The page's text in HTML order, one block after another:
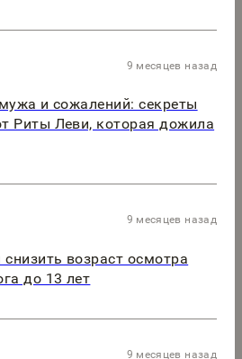
9 месяцев назад
и сожалений: секреты
Риты Леви, которая дожила
9 месяцев назад
возраст осмотра
до 13 лет
9 месяцев назад